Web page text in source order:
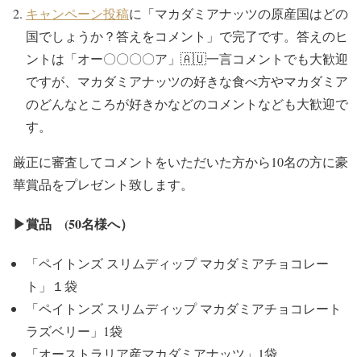
キャンペーン投稿に「マカダミアナッツの原産国はどの
国でしょうか？答えをコメント」で完了です。答えのヒ
ントは「オー〇〇〇〇ア」🇦🇺一言コメントでも大歓迎
ですが、マカダミアナッツの好きな食べ方やマカダミア
のどんなところが好きかなどのコメントなども大歓迎で
す。
厳正に審査してコメントをいただいた方から10名の方に豪
華賞品をプレゼント致します。
▶賞品 (50名様へ）
「ペイトンズ スリムディップ マカダミアチョコレー
ト」１袋
「ペイトンズ スリムディップ マカダミアチョコレート
ラズベリー」1袋